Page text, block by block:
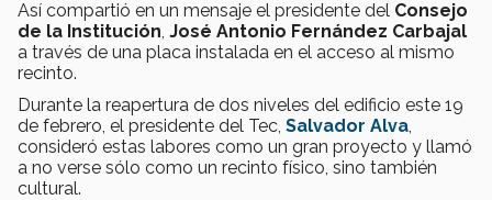
Así compartió en un mensaje el presidente del Consejo
de la Institución José Antonio Fernández Carbajal
a través de una placa instalada en el acceso al mismo
recinto.
Durante la reapertura de dos niveles del edificio este 19
de febrero, el presidente del Tec, Salvador Alva
consideró estas labores como un gran proyecto y llamó
a no verse sólo como un recinto físico, sino también
cultural.